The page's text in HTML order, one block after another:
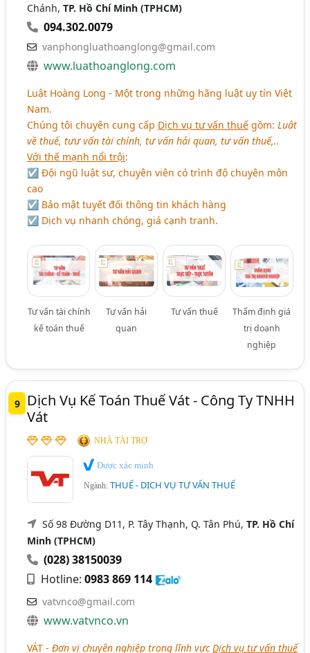
Chánh,TP. Hồ Chí Minh (TPHCM)
094.302.0079
vanphongluathoanglong@gmail.com
www.luathoanglong.com
Luật Hoàng Long - Một trong những hãng luật uy tín Việt
Nam.
Chúng tôi chuyên cung cấp Dịch vụ tư vấn thuế gồm:Luật
về thuế, tưư vấn tài chính, tư vấn hải quan, tư vấn thuế,..
Với thế mạnh nổi trội:
☑ Đội ngũ luật sư, chuyên viên có trình độ chuyên môn
cao
☑ Bảo mật tuyết đối thông tin khách hàng
☑ Dịch vụ nhanh chóng, giá cạnh tranh.
Tư vấn tài chính
kế toán thuế
Tư vấn hải
quan
Tư vấn thuế
Thẩm định giá
trị doanh
nghiệp
9
Dịch Vụ Kế Toán Thuế Vát - Công Ty TNHH
Vát
NHÀ TÀI TRỢ
Được xác minh
Ngành:THUẾ - DỊCH VỤ TƯ VẤN THUẾ
Số 98 Đường D11, P. Tây Thạnh, Q. Tân Phú,TP. Hồ Chí
Minh (TPHCM)
(028) 38150039
Hotline:0983 869 114
vatvnco@gmail.com
www.vatvnco.vn
VÁT -Đơn vị chuyên nghiệp trong lĩnh vựcDịch vụ tư vấn thuế